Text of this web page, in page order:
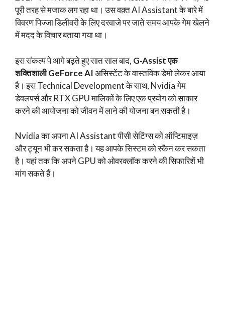
पूरी तरह से मजाक लग रहा था। उस वक़्त AI Assistant के बारे में
विवरण पिज्जा डिलीवरी के लिए दरवाजे पर जाते समय आपके गेम खेलने
में मदद के विचार बताया गया था।
इस संकल्प पे आगे बढ़ते हुए सात साल बाद, G-Assist एक
शक्तिशाली GeForce AIअसिस्टेंट के वास्तविक डेमो लेकर आया
है। इस Technical Development के साथ, Nvidia गेम
डेवलपर्स और RTX GPU मालिकों के लिए एक प्रयोग को साकार
करने की आयोजना को जीवन में लाने की योजना बन सकती है।
Nvidia का अपना AI Assistant पीसी सेटिंग्स को ऑप्टिमाइज़
और ट्यून भी कर सकता है। यह आपके सिस्टम को स्कैन कर सकता
है। यहां तक कि अपने GPU को ओवरक्लॉक करने की सिफारिशें भी
मांग सकते हैं।